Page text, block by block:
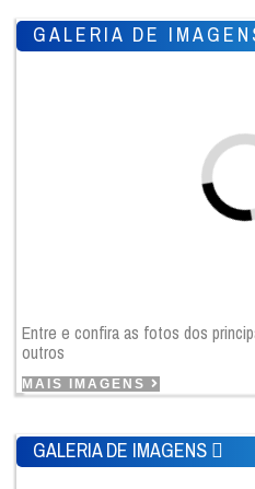
GALERIA DE
Entre e confira as fotos dos
outros
MAIS IMAGENS
GALERIA DE IMAGENS